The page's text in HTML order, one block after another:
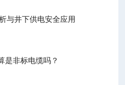
与井下供电安全应用
是非标电缆吗？